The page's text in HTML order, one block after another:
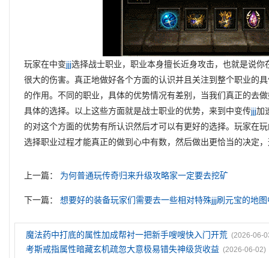
玩家在中变jjj选择战士职业，职业本身擅长近身攻击，也就是说
很大的伤害。真正地做好各个方面的认识并且关注到整个职业的
的作用。不同的职业，具体的优势情况有差别，当我们真正的去
具体的选择。以上这些方面就是战士职业的优势，来到中变传jjj加
的对这个方面的优势有所认识然后才可以有更好的选择。玩家在
选择职业过程才能真正的做到心中有数，然后做出更恰当的决定
上一篇： 为何普通玩传奇归来升级攻略家一定要去挖矿
下一篇：想要好的装备玩家们需要去一些相对特殊jjj刷元宝的地图
魔法药中打底的属性加成帮衬一把新手嗖嗖快入门开荒 (2026-06-
考斯戒指属性暗藏玄机疏忽大意极易错失神级货收益 (2026-06-02)